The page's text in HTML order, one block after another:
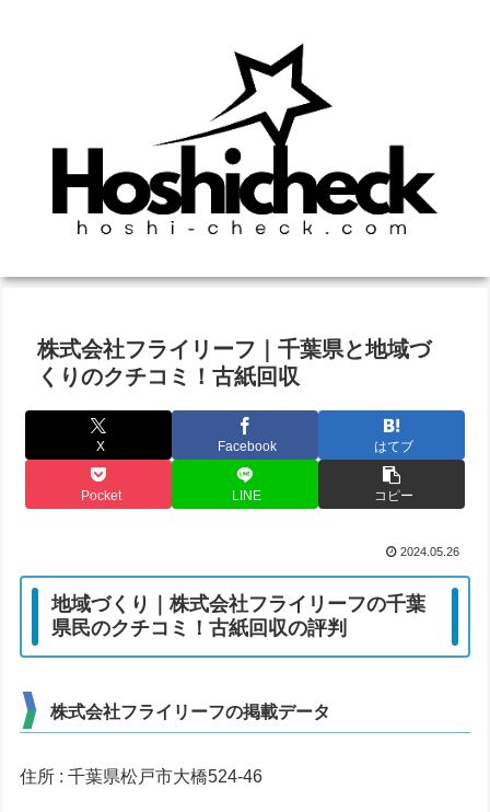
株式会社フライリーフ｜千葉県と地域づ
くりのクチコミ！古紙回収
X Facebook はてブ
Pocket LINE コピー
2024.05.26
地域づくり｜株式会社フライリーフの千葉
県民のクチコミ！古紙回収の評判
株式会社フライリーフの掲載データ
住所 : 千葉県松戸市大橋524-46